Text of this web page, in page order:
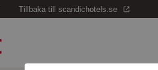
Tillbaka till scandichotels.se